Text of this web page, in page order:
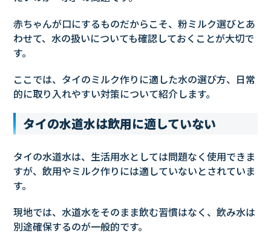
赤ちゃんが口にするものだからこそ、粉ミルク選びとあ
わせて、水の扱いについても確認しておくことが大切で
す。
ここでは、タイのミルク作りに適した水の選び方、日常
的に取り入れやすい対策について紹介します。
タイの水道水は飲用に適していない
タイの水道水は、生活用水としては問題なく使用できま
すが、飲用やミルク作りには適していないとされていま
す。
現地では、水道水をそのまま飲む習慣はなく、飲み水は
別途確保するのが一般的です。